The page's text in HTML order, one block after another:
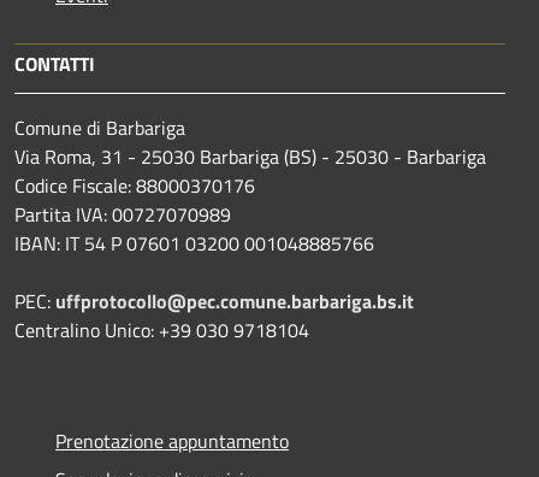
CONTATTI
Comune di Barbariga
Via Roma, 31 - 25030 Barbariga (BS) - 25030 - Barbariga
Codice Fiscale: 88000370176
Partita IVA: 00727070989
IBAN: IT 54 P 07601 03200 001048885766
PEC: uffprotocollo@pec.comune.barbariga.bs.it
Centralino Unico: +39 030 9718104
Prenotazione appuntamento